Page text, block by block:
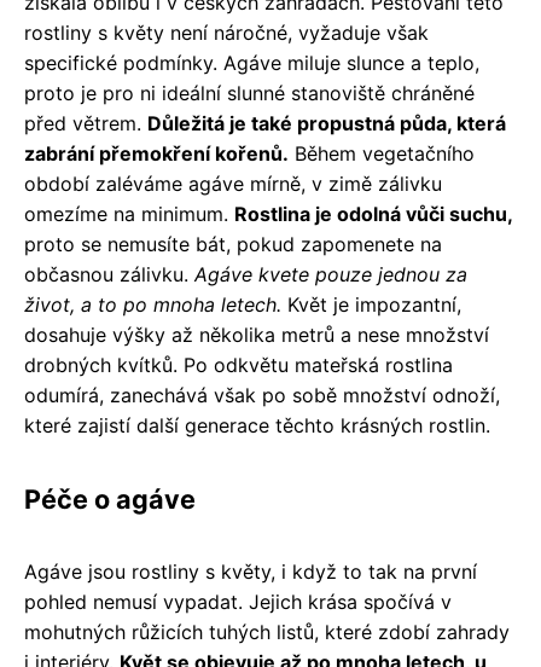
rostliny s květy není náročné, vyžaduje však
specifické podmínky. Agáve miluje slunce a teplo,
proto je pro ni ideální slunné stanoviště chráněné
před větrem. Důležitá je také propustná půda, která
zabrání přemokření kořenů. Během vegetačního
období zaléváme agáve mírně, v zimě zálivku
omezíme na minimum. Rostlina je odolná vůči suchu,
proto se nemusíte bát, pokud zapomenete na
občasnou zálivku. Agáve kvete pouze jednou za
život, a to po mnoha letech. Květ je impozantní,
dosahuje výšky až několika metrů a nese množství
drobných kvítků. Po odkvětu mateřská rostlina
odumírá, zanechává však po sobě množství odnoží,
které zajistí další generace těchto krásných rostlin.
Péče o agáve
Agáve jsou rostliny s květy, i když to tak na první
pohled nemusí vypadat. Jejich krása spočívá v
mohutných růžicích tuhých listů, které zdobí zahrady
i interiéry. Květ se objevuje až po mnoha letech, u